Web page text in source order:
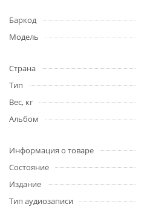
Баркод
Модель
Страна
Тип
Вес, кг
Альбом
Информация о товаре
Состояние
Издание
Тип аудиозаписи